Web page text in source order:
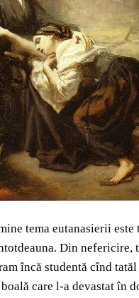
tema eutanasierii este
Din nefericire,
încă studentă cînd
care l-a devastat în